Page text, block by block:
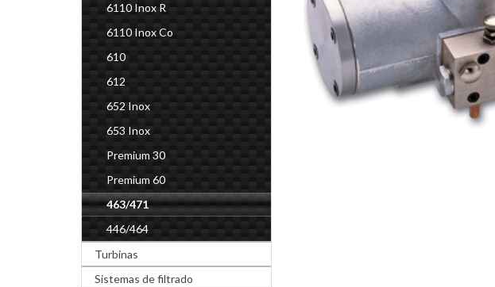
6110 Inox R
6110 Inox Co
610
612
652 Inox
653 Inox
Premium 30
Premium 60
463/471
446/464
Turbinas
Sistemas de filtrado